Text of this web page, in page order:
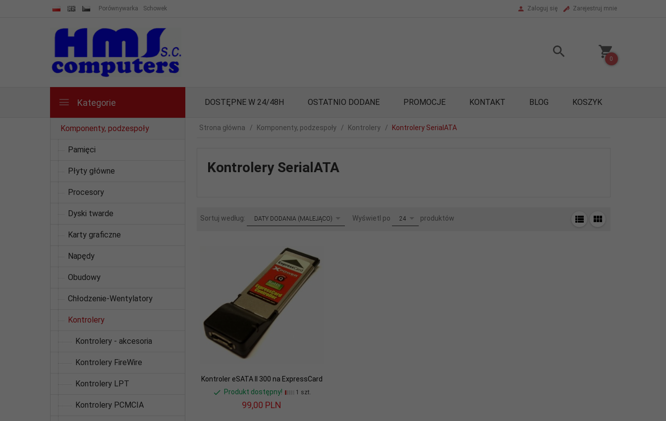
Porównywarka Schowek Zaloguj się Zarejestruj mnie
0
Kategorie DOSTĘPNE W 24/48H OSTATNIO DODANE PROMOCJE KONTAKT BLOG KOSZYK
Komponenty, podzespoły
Pamięci
Płyty główne
Procesory
Dyski twarde
Karty graficzne
Napędy
Obudowy
Chłodzenie-Wentylatory
Kontrolery
Kontrolery - akcesoria
Kontrolery FireWire
Kontrolery LPT
Kontrolery PCMCIA
Strona główna Komponenty, podzespoły Kontrolery Kontrolery SerialATA
Kontrolery SerialATA
Sortuj według: sortDATY DODANIA (MALEJĄCO) Wyświetl po pop24 produktów
Kontroler eSATA II 300 na ExpressCard
Produkt dostępny!
1 szt.
99,00 PLN